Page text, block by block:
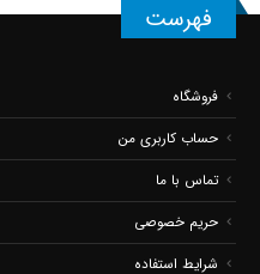
فهرست
فروشگاه
حساب کاربری من
تماس با ما
حریم خصوصی
شرایط استفاده